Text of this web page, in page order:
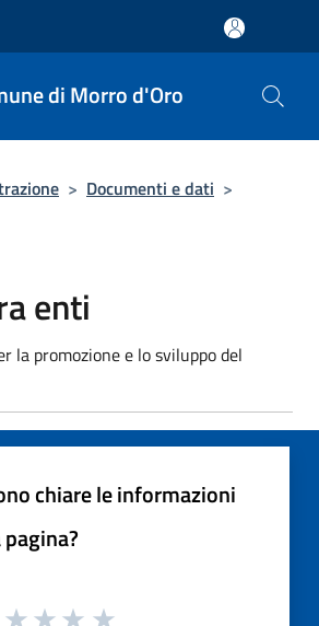
di Morro d'Oro
> Documenti e dati >
enti
la promozione e lo sviluppo del
chiare le informazioni